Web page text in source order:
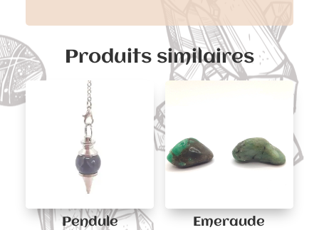
Produits similaires
Pendule
Emeraude